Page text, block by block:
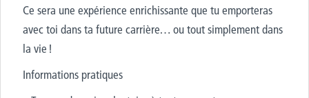
Ce sera une expérience enrichissante que tu emporteras
avec toi dans ta future carrière… ou tout simplement dans
la vie !
Informations pratiques